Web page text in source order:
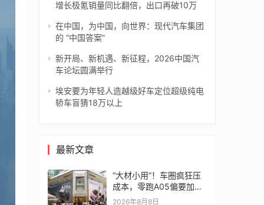
增长极氪销量同比翻倍，出口再破10万
在中国，为中国，向世界：现代汽车集团
的 “中国答案”
新开局、新机遇、新征程，2026中国汽
车论坛圆满举行
埃安要为年轻人造越级好车定位超级纯电
轿车盲猜18万以上
最新文章
“大材小用”！车圈疯狂压
成本，零跑A05偏要加价
值
2026年8月8日